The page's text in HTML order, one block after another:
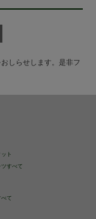
しらせします。是非フ
ト
ツすべて
べて